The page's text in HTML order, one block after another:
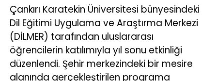
Çankırı Karatekin Üniversitesi bünyesindeki
Dil Eğitimi Uygulama ve Araştırma Merkezi
(DİLMER) tarafından uluslararası
öğrencilerin katılımıyla yıl sonu etkinliği
düzenlendi. Şehir merkezindeki bir mesire
alanında gerçekleştirilen programa